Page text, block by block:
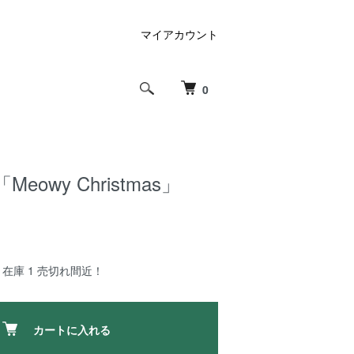
0
マイアカウント
Meowy Christmas」
庫 1 売切れ間近！
カートに入れる